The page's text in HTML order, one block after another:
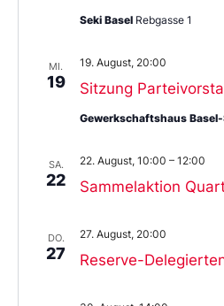
Seki Basel Rebgasse 1
MI.
19 Sitzung
19. August, 20:00
Gewerkschaftshaus
SA.
22 Sammelaktion
22. August, 10:00 – 12:00
DO.
27 Reserve-
27. August, 20:00